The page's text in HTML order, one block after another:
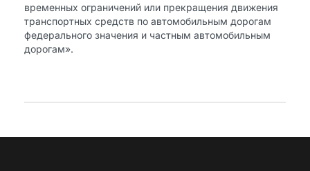
временных ограничений или прекращения движения
транспортных средств по автомобильным дорогам
федерального значения и частным автомобильным
дорогам».